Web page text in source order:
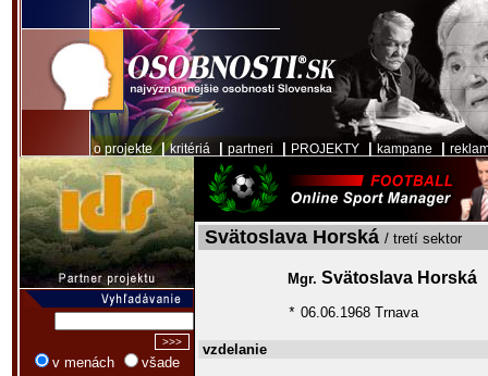
o projekte|kritériá partneri PROJEKTY kampane
v menách všade
Svätoslava Horská / tretí sektor
Mgr. Svätoslava Horská
* 06.06.1968 Trnava
vzdelanie